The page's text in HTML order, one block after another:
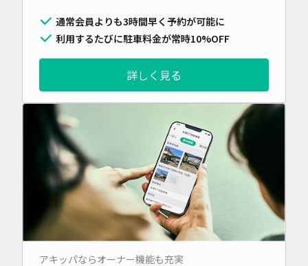
通常会員よりも3時間早く予約が可能に
利用するたびに駐車料金が常時10%OFF
詳しく見る
アキッパならオーナー機能も充実